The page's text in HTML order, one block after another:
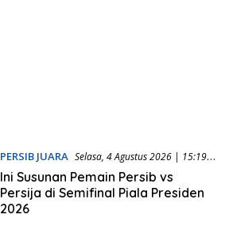
PERSIB JUARA Selasa, 4 Agustus 2026 | 15:19
WIB
Ini Susunan Pemain Persib vs
Persija di Semifinal Piala Presiden
2026